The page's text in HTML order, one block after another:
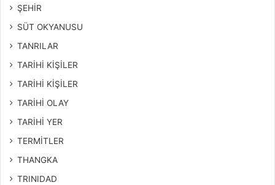
ŞEHİR
SÜT OKYANUSU
TANRILAR
TARİHİ KİŞİLER
TARİHİ KİŞİLER
TARİHİ OLAY
TARİHİ YER
TERMİTLER
THANGKA
TRINIDAD